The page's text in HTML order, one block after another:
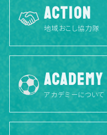
ACTION
地域おこし協力隊
ACADEMY
アカデミーについて